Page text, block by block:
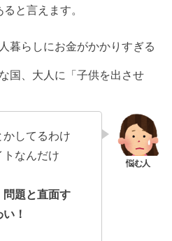
と言えます。
暮らしにお金がかかりすぎる
国、大人に「子供を出させ
かしてるわけ
トなんだけ
問題と直面す
！